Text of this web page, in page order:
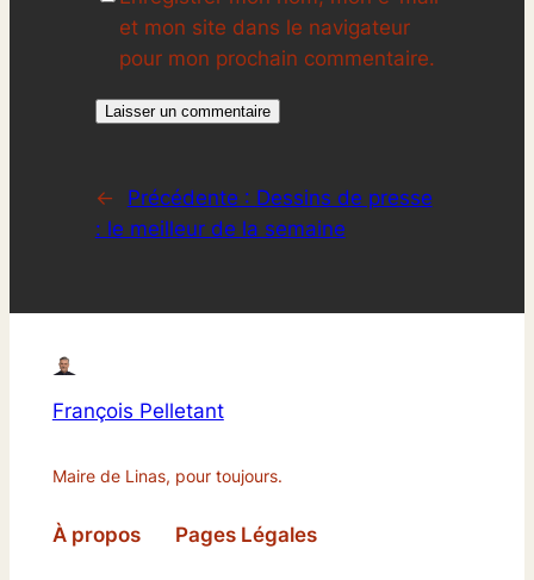
et mon site dans le navigateur
pour mon prochain commentaire.
← Précédente : Dessins de presse
: le meilleur de la semaine
François Pelletant
Maire de Linas, pour toujours.
À propos Pages Légales